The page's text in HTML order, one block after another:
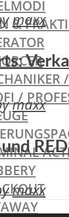
&
/
maxx
maxx
maxx